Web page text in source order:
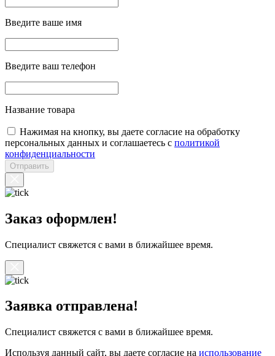
Введите ваше имя
Введите ваш телефон
Название товара
Нажимая на кнопку, вы даете согласие на обработку
персональных данных и соглашаетесь с политикой
конфиденциальности
Отправить
Заказ оформлен!
Специалист свяжется с вами в ближайшее время.
Заявка отправлена!
Специалист свяжется с вами в ближайшее время.
Используя данный сайт, вы даете согласие на использование